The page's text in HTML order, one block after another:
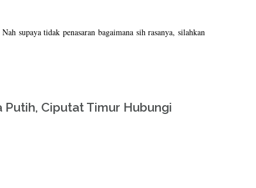
supaya tidak penasaran bagaimana sih rasanya, silahkan
Ciputat Timur Hubungi